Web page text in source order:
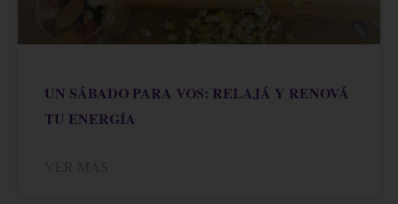
UN SÁBADO PARA VOS: RELAJÁ Y RENOVÁ
TU ENERGÍA